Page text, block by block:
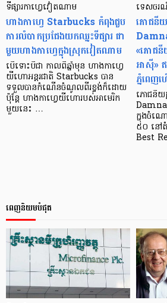
ទីផ្សារ​កាហ្វេ​វៀតណាម
ហាងកាហ្វេ Starbucks កំពុងជួប
ការលំបាកប្រជែងយកឈ្នះទីផ្សារ ជា
មួយហាងកាហ្វេក្នុងស្រុកវៀតណាម
បើទោះបីជា កាលពីឆ្នាំមុន ហាងកាហ្វេ
យីហោអន្តរជាតិ Starbucks បាន
ទទួលបានកំណើនចំណូលពីរខ្ទង់ក៏ដោយ
ប៉ុន្ដែ ហាងកាហ្វេយីហោរបស់អាមេរិក
មួយនេះ …
ទេសចរ
ភោជនី
«ភោជនី
អាស៊ី» ឥ
ភ្នំពេញ
ភោជនីយ
ក្នុងចំណ
៥០ នៅ
Best
ពេញនិយមបំផុត